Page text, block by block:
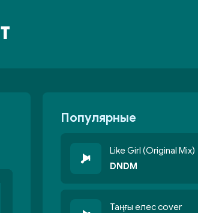
Популярные
Like Girl (Original Mix)
DNDM
Таңғы елес cover